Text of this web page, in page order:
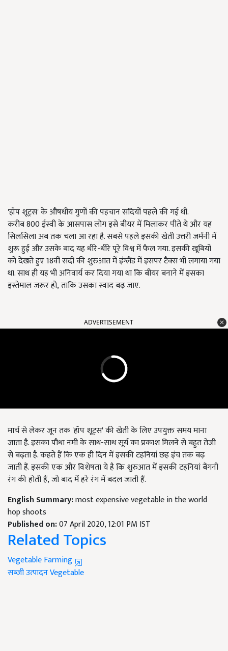
'हॉप शूट्स' के औषधीय गुणों की पहचान सदियों पहले की गई थी.
करीब 800 ईस्वी के आसपास लोग इसे बीयर में मिलाकर पीते थे और यह
सिलसिला अब तक चला आ रहा है. सबसे पहले इसकी खेती उत्तरी जर्मनी में
शुरू हुई और उसके बाद यह धीरे-धीरे पूरे विश्व में फैल गया. इसकी खूबियों
को देखते हुए 18वीं सदी की शुरुआत में इंग्लैंड में इसपर टैक्स भी लगाया गया
था. साथ ही यह भी अनिवार्य कर दिया गया था कि बीयर बनाने में इसका
इस्तेमाल जरूर हो, ताकि उसका स्वाद बढ़ जाए.
ADVERTISEMENT
मार्च से लेकर जून तक 'हॉप शूट्स' की खेती के लिए उपयुक्त समय माना
जाता है. इसका पौधा नमी के साथ-साथ सूर्य का प्रकाश मिलने से बहुत तेजी
से बढ़ता है. कहते हैं कि एक ही दिन में इसकी टहनियां छह इंच तक बढ़
जाती हैं. इसकी एक और विशेषता ये है कि शुरुआत में इसकी टहनियां बैंगनी
रंग की होती हैं, जो बाद में हरे रंग में बदल जाती हैं.
English Summary:most expensive vegetable in the world
hop shoots
Published on:07 April 2020, 12:01 PM IST
Related Topics
Vegetable Farming
सब्जी उत्पादनVegetable